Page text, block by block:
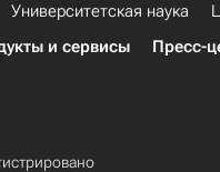
Университетская наука
и сервисы Пресс-